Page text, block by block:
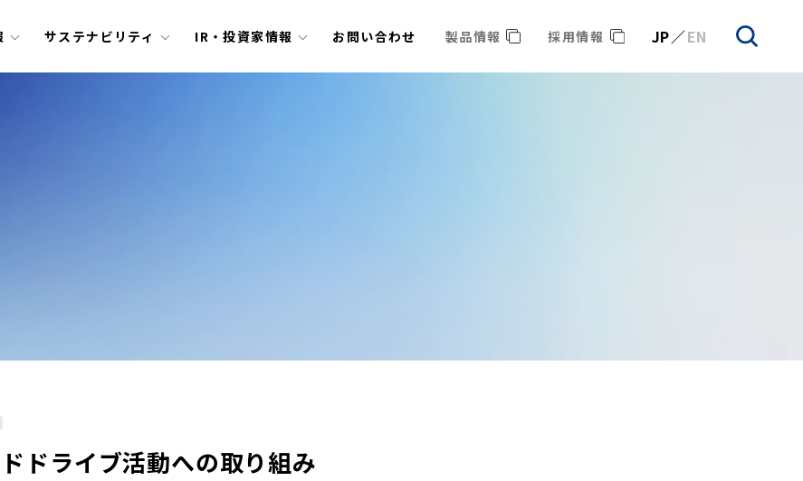
サステナビリティ IR・投資家情報 お問い合わせ 製品情報 採用情報 JP EN
ドライブ活動への取り組み